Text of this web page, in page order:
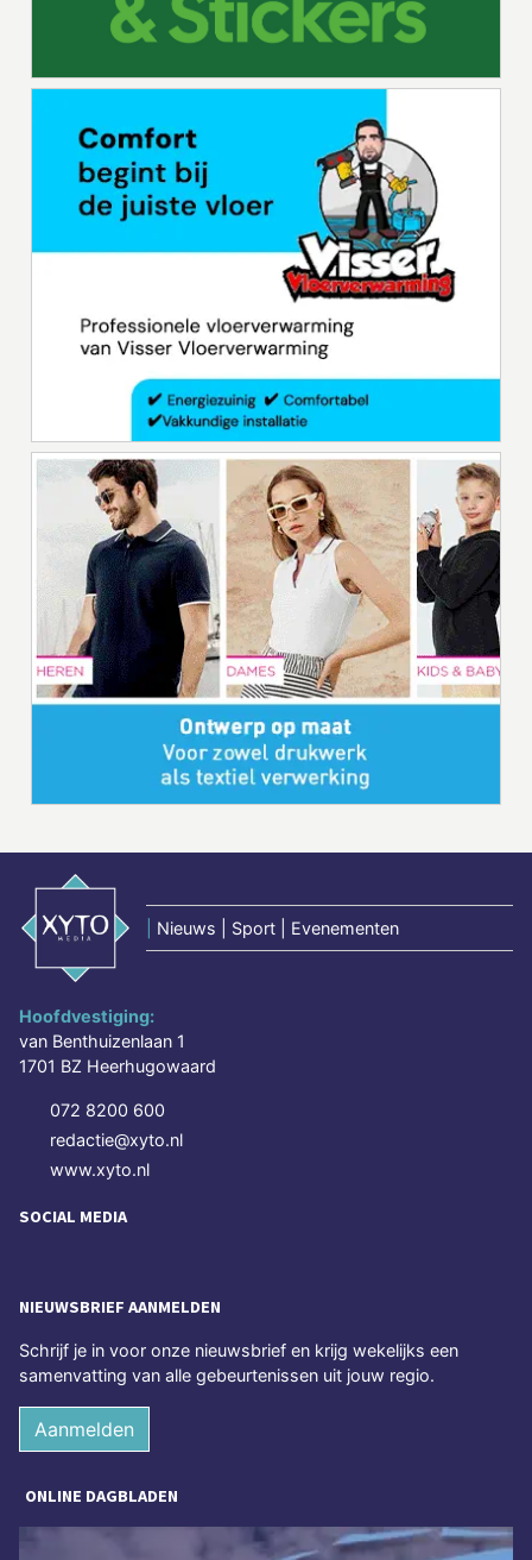
Nieuws | Sport | Evenementen
Hoofdvestiging:
van Benthuizenlaan 1
1701 BZ Heerhugowaard
072 8200 600
redactie@xyto.nl
www.xyto.nl
SOCIAL MEDIA
NIEUWSBRIEF AANMELDEN
Schrijf je in voor onze nieuwsbrief en krijg wekelijks een
samenvatting van alle gebeurtenissen uit jouw regio.
Aanmelden
ONLINE DAGBLADEN